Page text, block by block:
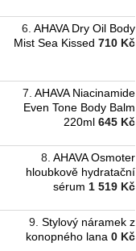
AHAVA Dry Oil Body
Mist Sea Kissed 710 Kč
AHAVA Niacinamide
Even Tone Body Balm
220ml 645 Kč
AHAVA Osmoter
hloubkově hydratační
sérum 1 519 Kč
Stylový náramek z
konopného lana 0 Kč